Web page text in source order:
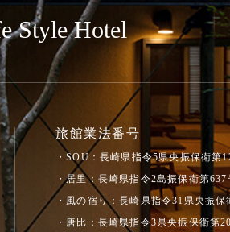
Style Hotel
旅館業法番号
・SOU：長崎県指令5県央振保衛第
・居里：長崎県指令2島振保衛第637
・風の宿り：長崎県指令31県央振保
・唐比：長崎県指令3県央振保衛第